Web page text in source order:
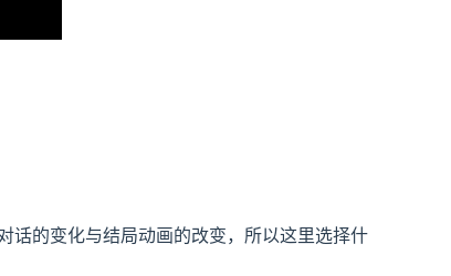
话的变化与结局动画的改变，所以这里选择什